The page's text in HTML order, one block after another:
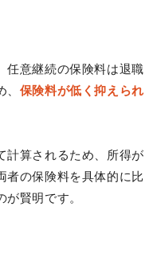
任意継続の保険料は退職
保険料が低く抑えられ
計算されるため、所得が
者の保険料を具体的に比
賢明です。